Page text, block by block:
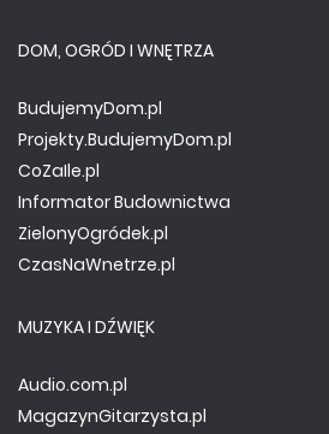
DOM, OGRÓD I WNĘTRZA
BudujemyDom.pl
Projekty.BudujemyDom.pl
CoZaIle.pl
Informator Budownictwa
ZielonyOgródek.pl
CzasNaWnetrze.pl
MUZYKA I DŹWIĘK
Audio.com.pl
MagazynGitarzysta.pl